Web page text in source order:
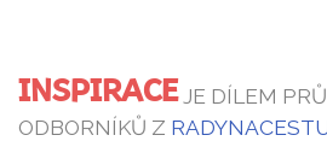
INSPIRACEJE DÍLEM
ODBORNÍKŮ Z